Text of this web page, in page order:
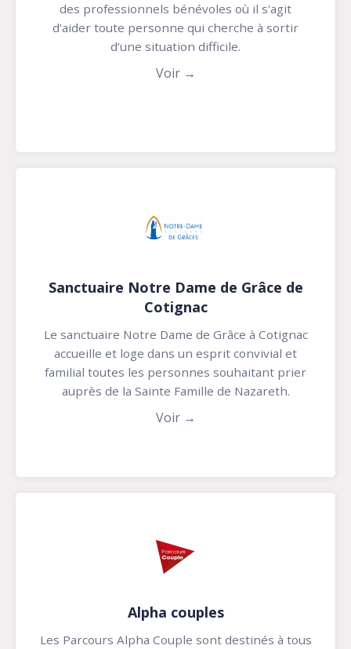
des professionnels bénévoles où il s'agit
d'aider toute personne qui cherche à sortir
d’une situation difficile.
Voir →
Sanctuaire Notre Dame de Grâce de
Cotignac
Le sanctuaire Notre Dame de Grâce à Cotignac
accueille et loge dans un esprit convivial et
familial toutes les personnes souhaitant prier
auprès de la Sainte Famille de Nazareth.
Voir →
Alpha couples
Les Parcours Alpha Couple sont destinés à tous